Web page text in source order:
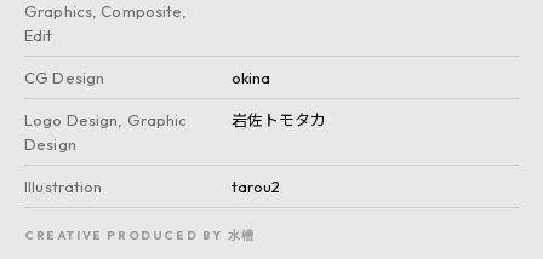
Graphics, Composite,
Edit
CG Design okina
Logo Design, Graphic
Design
岩佐トモタカ
Illustration tarou2
CREATIVE PRODUCED BY 水槽